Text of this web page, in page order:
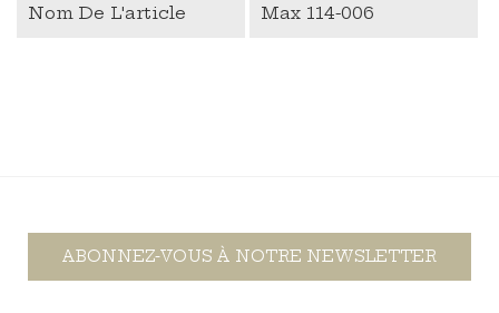
Nom De L'article Max 114-006
ABONNEZ-VOUS À NOTRE NEWSLETTER